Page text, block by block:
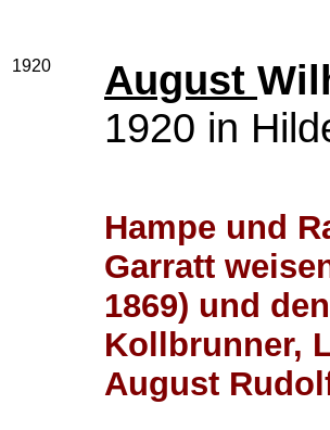
1920 August
1920 in
Hampe und
Garratt
1869) und
Kollbrunner,
August